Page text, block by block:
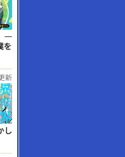
―
を
新
し